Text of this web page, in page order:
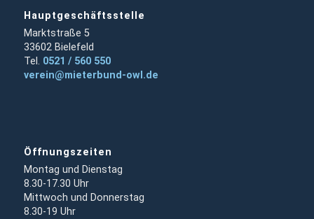
Hauptgeschäftsstelle
Marktstraße 5
33602 Bielefeld
Tel. 0521 / 560 550
verein@mieterbund-owl.de
Öffnungszeiten
Montag und Dienstag
8.30-17.30 Uhr
Mittwoch und Donnerstag
8.30-19 Uhr